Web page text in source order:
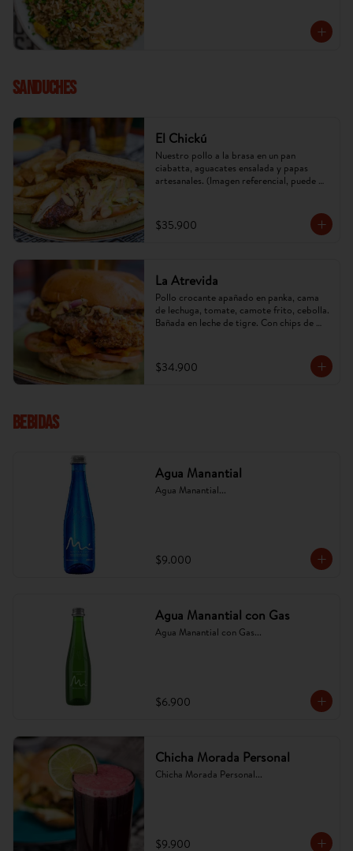
SANDUCHES
El Chickú
Nuestro pollo a la brasa en un pan
ciabatta, aguacates ensalada y papas
artesanales. (Imagen referencial, puede
$35.900
La Atrevida
Pollo crocante apañado en panka, cama
de lechuga, tomate, camote frito, cebolla.
Bañada en leche de tigre. Con chips de
$34.900
Bebidas
Agua Manantial
Agua Manantial...
$9.000
Agua Manantial con Gas
Agua Manantial con Gas...
$6.900
Chicha Morada Personal
Chicha Morada Personal...
$9.900